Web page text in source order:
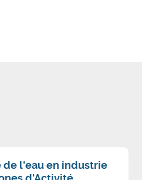
de l'eau en industrie